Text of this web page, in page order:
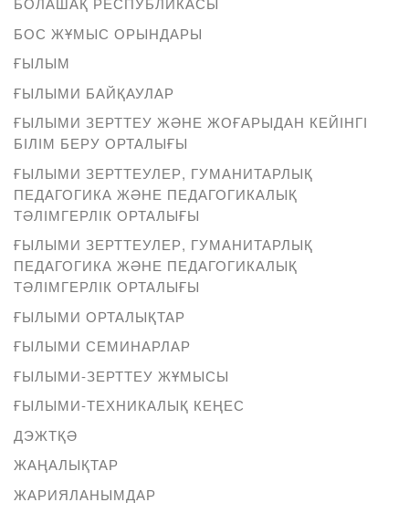
БОС ЖҰМЫС ОРЫНДАРЫ
ҒЫЛЫМ
ҒЫЛЫМИ БАЙҚАУЛАР
ҒЫЛЫМИ ЗЕРТТЕУ ЖӘНЕ ЖОҒАРЫДАН КЕЙІНГІ
БІЛІМ БЕРУ ОРТАЛЫҒЫ
ҒЫЛЫМИ ЗЕРТТЕУЛЕР, ГУМАНИТАРЛЫҚ
ПЕДАГОГИКА ЖӘНЕ ПЕДАГОГИКАЛЫҚ
ТӘЛІМГЕРЛІК ОРТАЛЫҒЫ
ҒЫЛЫМИ ЗЕРТТЕУЛЕР, ГУМАНИТАРЛЫҚ
ПЕДАГОГИКА ЖӘНЕ ПЕДАГОГИКАЛЫҚ
ТӘЛІМГЕРЛІК ОРТАЛЫҒЫ
ҒЫЛЫМИ ОРТАЛЫҚТАР
ҒЫЛЫМИ СЕМИНАРЛАР
ҒЫЛЫМИ-ЗЕРТТЕУ ЖҰМЫСЫ
ҒЫЛЫМИ-ТЕХНИКАЛЫҚ КЕҢЕС
ДЭЖТҚӘ
ЖАҢАЛЫҚТАР
ЖАРИЯЛАНЫМДАР